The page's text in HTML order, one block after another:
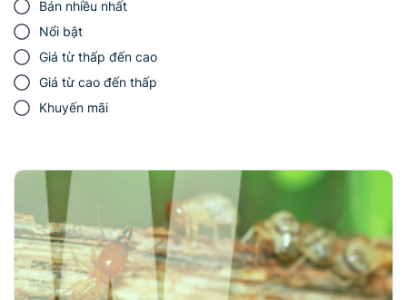
Bán nhiều nhất
Nổi bật
Giá từ thấp đến cao
Giá từ cao đến thấp
Khuyến mãi